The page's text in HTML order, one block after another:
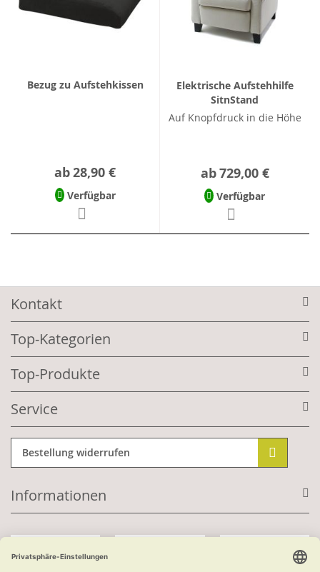
Bezug zu Aufstehkissen
ab28,90 €
Verfügbar
Elektrische Aufstehhilfe
SitnStand
Auf Knopfdruck in die Höhe
ab729,00 €
Verfügbar
Kontakt
Top-Kategorien
Top-Produkte
Service
Bestellung widerrufen
Informationen